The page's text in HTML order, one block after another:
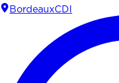
BordeauxCDI